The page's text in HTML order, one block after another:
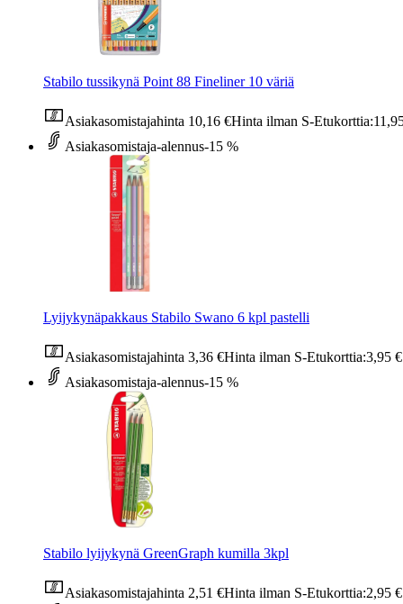
Stabilo tussikynä Point 88 Fineliner 10 väriä
Asiakasomistajahinta 10,16 €Hinta ilman S-Etukorttia:
Asiakasomistaja-alennus-15 %
Lyijykynäpakkaus Stabilo Swano 6 kpl pastelli
Asiakasomistajahinta 3,36 €Hinta ilman S-Etukorttia:3,95 €
Asiakasomistaja-alennus-15 %
Stabilo lyijykynä GreenGraph kumilla 3kpl
Asiakasomistajahinta 2,51 €Hinta ilman S-Etukorttia:2,95 €